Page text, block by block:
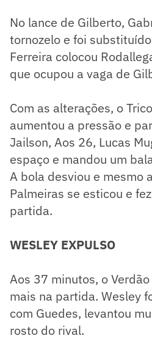
No lance de Gilberto,
tornozelo e foi
Ferreira colocou
que ocupou a vaga de
Com as alterações, o
aumentou a pressão e
Jailson, Aos 26, Lucas
espaço e mandou um
A bola desviou e mesmo
Palmeiras se esticou e
partida.
WESLEY EXPULSO
Aos 37 minutos, o
mais na partida. Wesley
com Guedes, levantou
rosto do rival.